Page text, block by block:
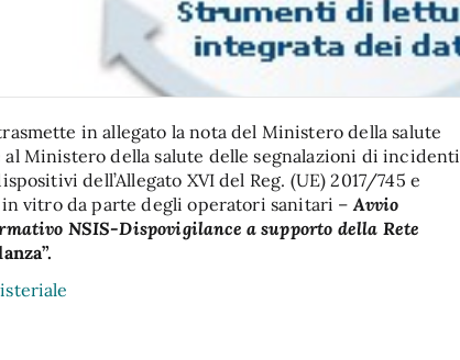
in allegato la nota del Ministero della salute
al Ministero della salute delle segnalazioni di incidenti
dell’Allegato XVI del Reg. (UE) 2017/745 e
vitro da parte degli operatori sanitari –Avvio
NSIS-Dispovigilance a supporto della Rete